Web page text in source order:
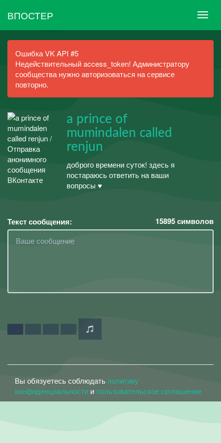
ВПОСТЕР
Ошибка VK API #5
Недействительный access_token! Администратору
сообщества нужно авторизоваться на сервисе
повторно.
a prince of
mumindalen called
renjun
доброго времени суток! здесь я
постараюсь ответить на ваши
вопросы ♥
Текст сообщения: 15895символов
Вы обязуетесь соблюдать политику
конфиденциальности и пользовательское соглашение